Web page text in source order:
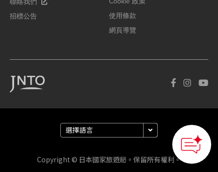
聯絡我們
招標公告
使用條款
網頁導覽
Copyright © 日本國家旅遊局。保留所有權利。
help you?